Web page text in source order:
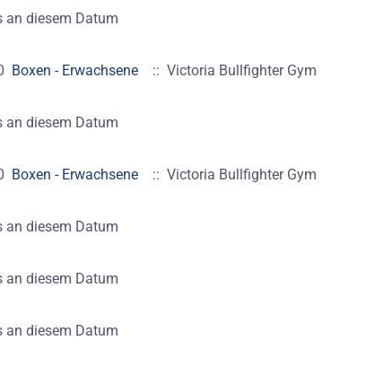
an diesem Datum
Boxen - Erwachsene :: Victoria Bullfighter Gym
an diesem Datum
Boxen - Erwachsene :: Victoria Bullfighter Gym
an diesem Datum
an diesem Datum
an diesem Datum